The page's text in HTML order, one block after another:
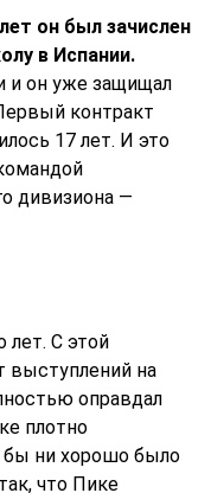
он был зачислен
в Испании.
и он уже защищал
контракт
17 лет. И это
дивизиона —
лет. С этой
выступлений на
оправдал
плотно
бы ни хорошо было
что Пике